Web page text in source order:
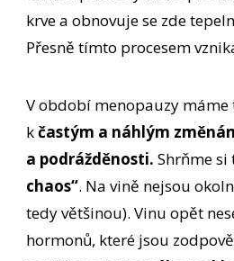
krve a obnovuje se zde
Přesně tímto procesem
V období menopauzy máme
kčastým a náhlým
a podrážděnosti. Shrňme si
chaos“. Na vině nejsou
tedy většinou). Vinu opět
hormonů, které jsou